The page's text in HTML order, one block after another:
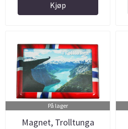
Kjøp
På lager
Magnet, Trolltunga